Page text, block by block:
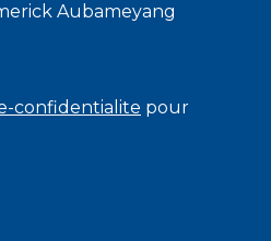
Aubameyang
confidentialite pour